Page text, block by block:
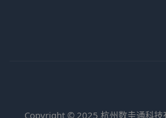
Copyright © 2025 杭州数圭通科技